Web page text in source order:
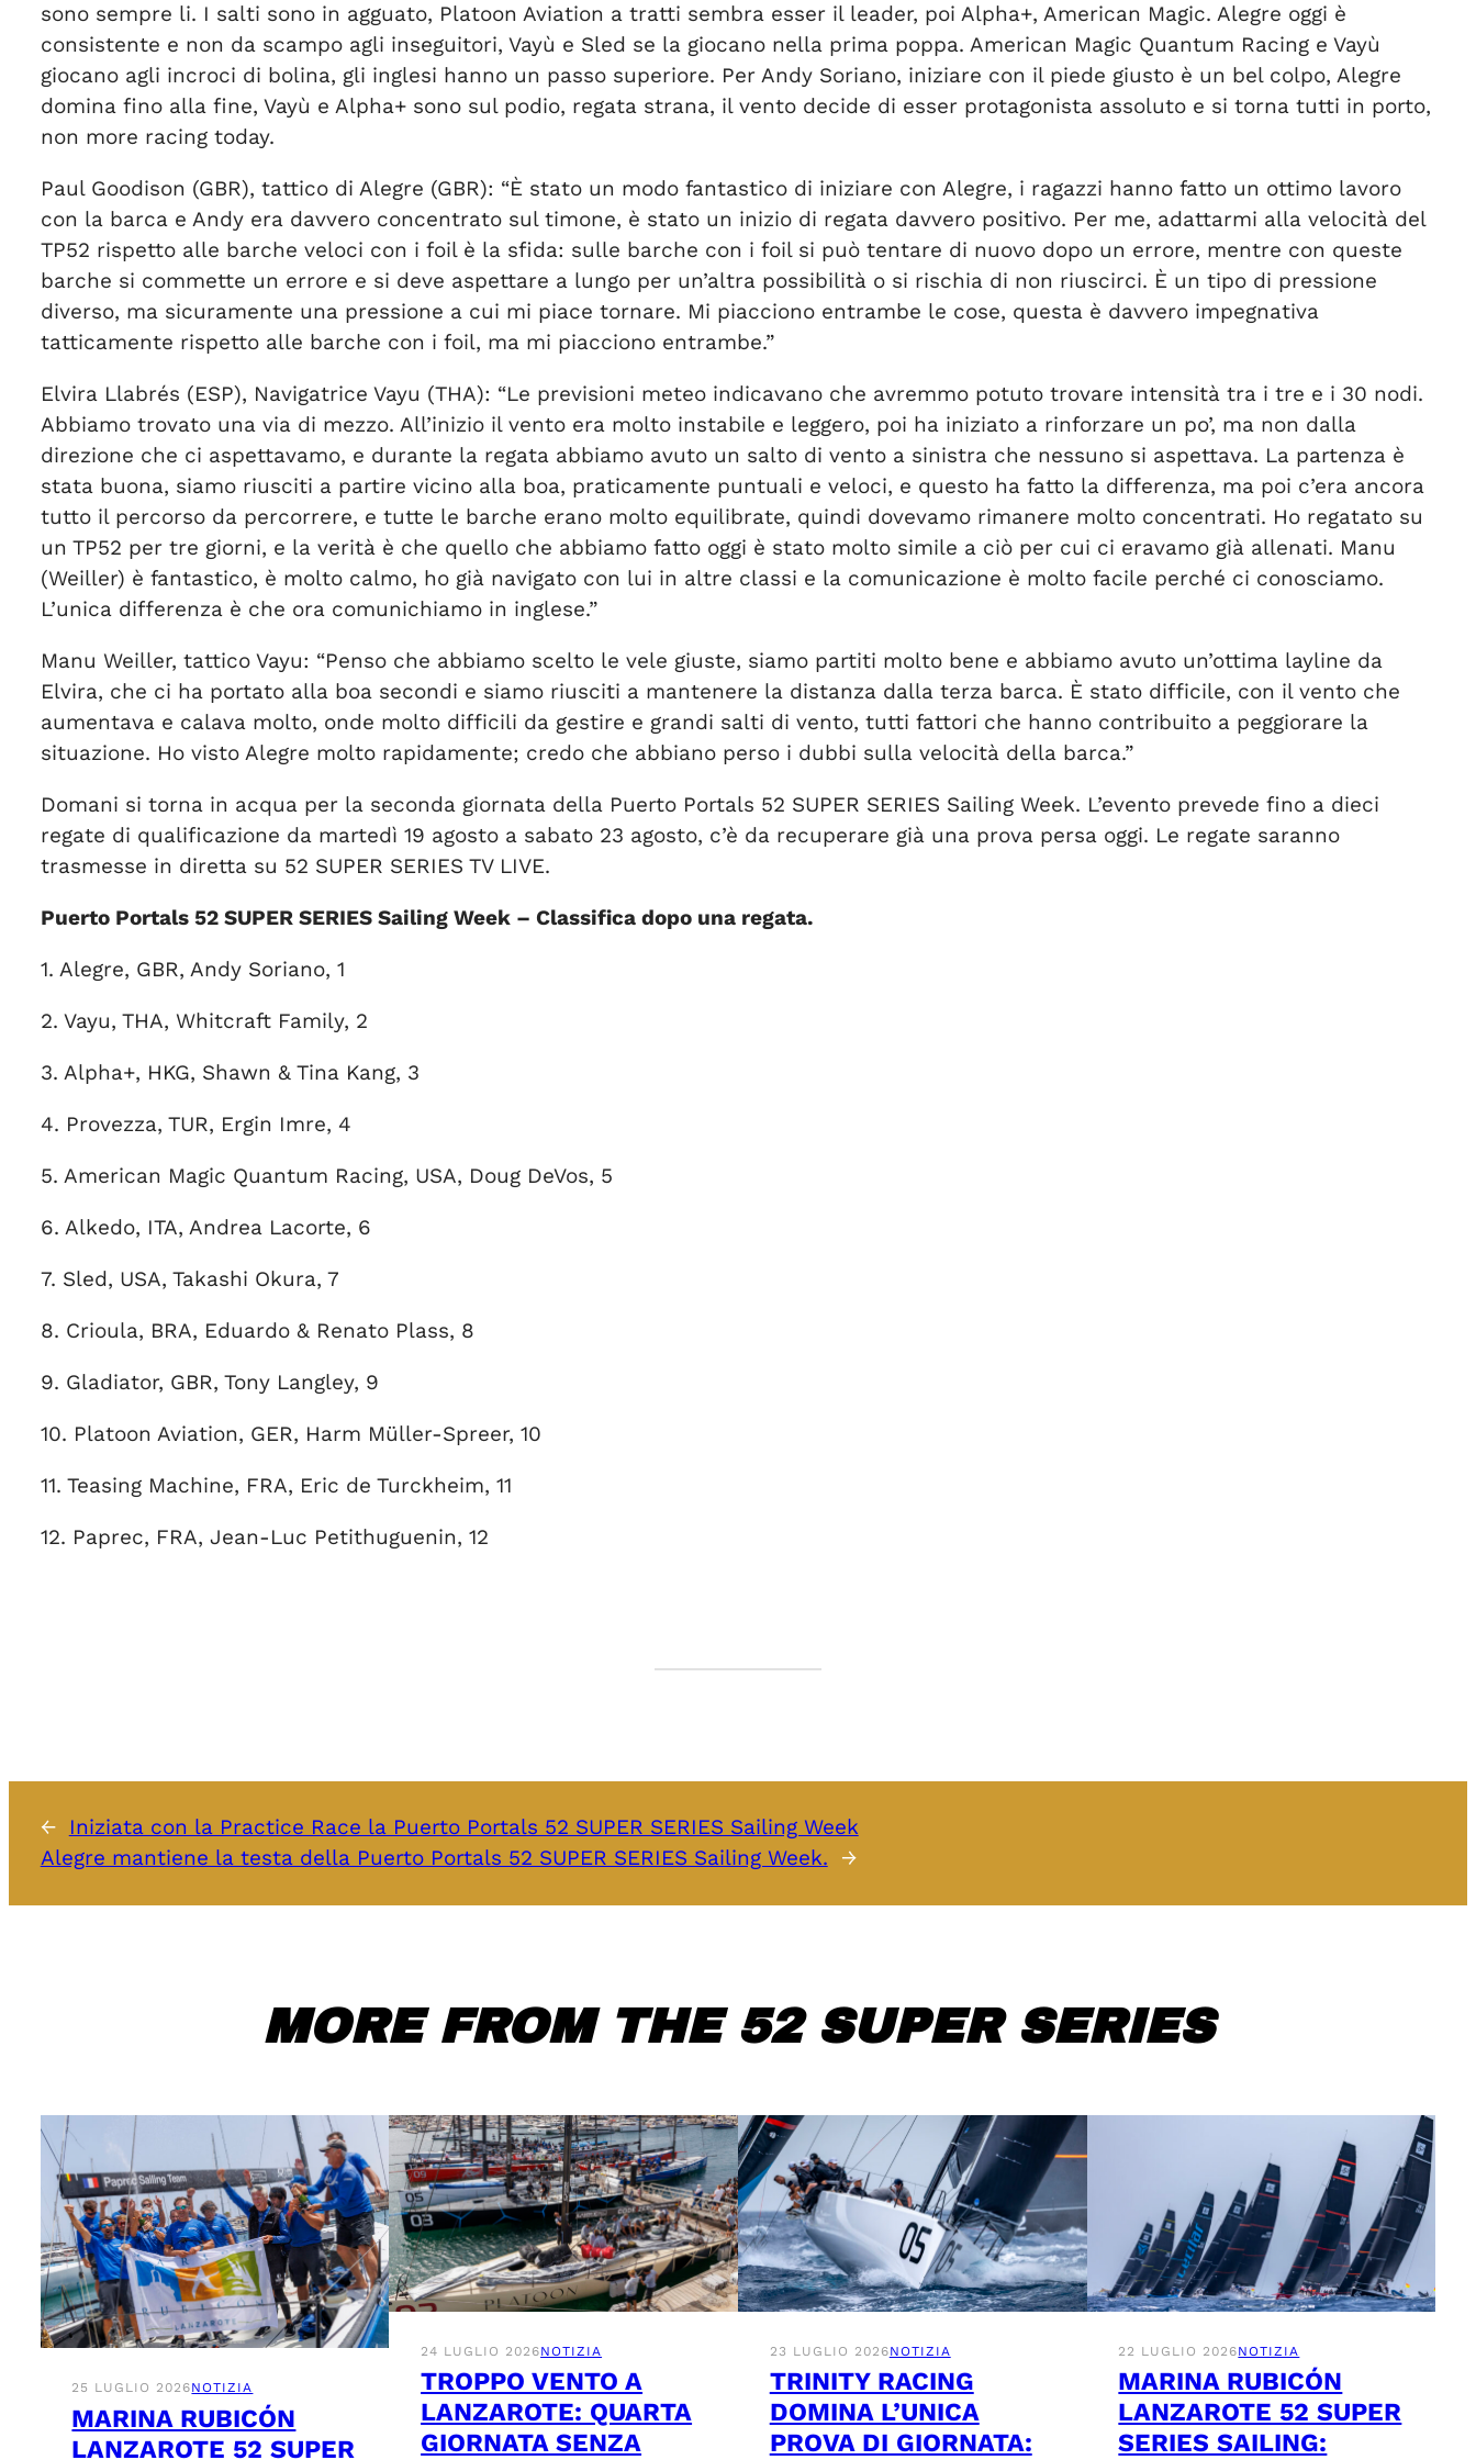
sono sempre li. I salti sono in agguato, Platoon Aviation a tratti sembra esser il leader, poi Alpha+, American Magic. Alegre oggi è
consistente e non da scampo agli inseguitori, Vayù e Sled se la giocano nella prima poppa. American Magic Quantum Racing e Vayù
giocano agli incroci di bolina, gli inglesi hanno un passo superiore. Per Andy Soriano, iniziare con il piede giusto è un bel colpo, Alegre
domina fino alla fine, Vayù e Alpha+ sono sul podio, regata strana, il vento decide di esser protagonista assoluto e si torna tutti in porto,
non more racing today.
Paul Goodison (GBR), tattico di Alegre (GBR): “È stato un modo fantastico di iniziare con Alegre, i ragazzi hanno fatto un ottimo lavoro
con la barca e Andy era davvero concentrato sul timone, è stato un inizio di regata davvero positivo. Per me, adattarmi alla velocità del
TP52 rispetto alle barche veloci con i foil è la sfida: sulle barche con i foil si può tentare di nuovo dopo un errore, mentre con queste
barche si commette un errore e si deve aspettare a lungo per un’altra possibilità o si rischia di non riuscirci. È un tipo di pressione
diverso, ma sicuramente una pressione a cui mi piace tornare. Mi piacciono entrambe le cose, questa è davvero impegnativa
tatticamente rispetto alle barche con i foil, ma mi piacciono entrambe.”
Elvira Llabrés (ESP), Navigatrice Vayu (THA): “Le previsioni meteo indicavano che avremmo potuto trovare intensità tra i tre e i 30 nodi.
Abbiamo trovato una via di mezzo. All’inizio il vento era molto instabile e leggero, poi ha iniziato a rinforzare un po’, ma non dalla
direzione che ci aspettavamo, e durante la regata abbiamo avuto un salto di vento a sinistra che nessuno si aspettava. La partenza è
stata buona, siamo riusciti a partire vicino alla boa, praticamente puntuali e veloci, e questo ha fatto la differenza, ma poi c’era ancora
tutto il percorso da percorrere, e tutte le barche erano molto equilibrate, quindi dovevamo rimanere molto concentrati. Ho regatato su
un TP52 per tre giorni, e la verità è che quello che abbiamo fatto oggi è stato molto simile a ciò per cui ci eravamo già allenati. Manu
(Weiller) è fantastico, è molto calmo, ho già navigato con lui in altre classi e la comunicazione è molto facile perché ci conosciamo.
L’unica differenza è che ora comunichiamo in inglese.”
Manu Weiller, tattico Vayu: “Penso che abbiamo scelto le vele giuste, siamo partiti molto bene e abbiamo avuto un’ottima layline da
Elvira, che ci ha portato alla boa secondi e siamo riusciti a mantenere la distanza dalla terza barca. È stato difficile, con il vento che
aumentava e calava molto, onde molto difficili da gestire e grandi salti di vento, tutti fattori che hanno contribuito a peggiorare la
situazione. Ho visto Alegre molto rapidamente; credo che abbiano perso i dubbi sulla velocità della barca.”
Domani si torna in acqua per la seconda giornata della Puerto Portals 52 SUPER SERIES Sailing Week. L’evento prevede fino a dieci
regate di qualificazione da martedì 19 agosto a sabato 23 agosto, c’è da recuperare già una prova persa oggi. Le regate saranno
trasmesse in diretta su 52 SUPER SERIES TV LIVE.
Puerto Portals 52 SUPER SERIES Sailing Week – Classifica dopo una regata.
1. Alegre, GBR, Andy Soriano, 1
2. Vayu, THA, Whitcraft Family, 2
3. Alpha+, HKG, Shawn & Tina Kang, 3
4. Provezza, TUR, Ergin Imre, 4
5. American Magic Quantum Racing, USA, Doug DeVos, 5
6. Alkedo, ITA, Andrea Lacorte, 6
7. Sled, USA, Takashi Okura, 7
8. Crioula, BRA, Eduardo & Renato Plass, 8
9. Gladiator, GBR, Tony Langley, 9
10. Platoon Aviation, GER, Harm Müller-Spreer, 10
11. Teasing Machine, FRA, Eric de Turckheim, 11
12. Paprec, FRA, Jean-Luc Petithuguenin, 12
←
Iniziata con la Practice Race la Puerto Portals 52 SUPER SERIES Sailing Week
Alegre mantiene la testa della Puerto Portals 52 SUPER SERIES Sailing Week.
→
MORE FROM THE 52 SUPER SERIES
25 LUGLIO 2026NOTIZIA
MARINA RUBICÓN
LANZAROTE 52 SUPER
24 LUGLIO 2026NOTIZIA
TROPPO VENTO A
LANZAROTE: QUARTA
GIORNATA SENZA
23 LUGLIO 2026NOTIZIA
TRINITY RACING
DOMINA L’UNICA
PROVA DI GIORNATA:
22 LUGLIO 2026NOTIZIA
MARINA RUBICÓN
LANZAROTE 52 SUPER
SERIES SAILING: